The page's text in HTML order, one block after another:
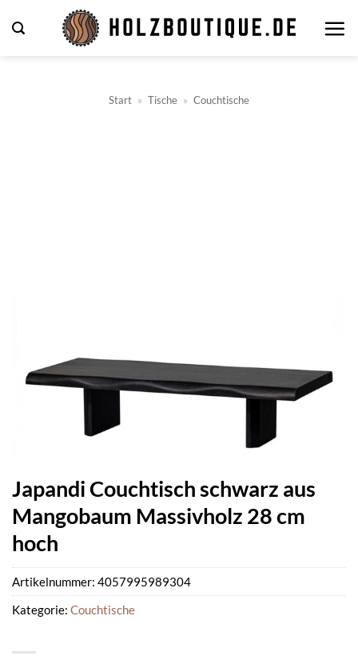
Inhalt
Start » Tische » Couchtische
Japandi Couchtisch schwarz aus
Mangobaum Massivholz 28 cm
hoch
Artikelnummer: 4057995989304
Kategorie: Couchtische